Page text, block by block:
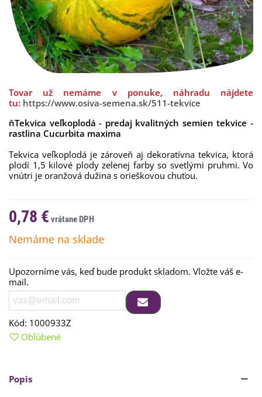
Tovar už nemáme v ponuke, náhradu nájdete
tu: https://www.osiva-semena.sk/511-tekvice
ňTekvica veľkoplodá - predaj kvalitných semien tekvice -
rastlina Cucurbita maxima
Tekvica veľkoplodá je zároveň aj dekoratívna tekvica, ktorá
plodí 1,5 kilové plody zelenej farby so svetlými pruhmi. Vo
vnútri je oranžová dužina s orieškovou chuťou.
0,78 €
Nemáme na sklade
Upozorníme vás, keď bude produkt skladom. Vložte váš e-
mail.
Kód: 1000933Z
Obľúbené
Popis